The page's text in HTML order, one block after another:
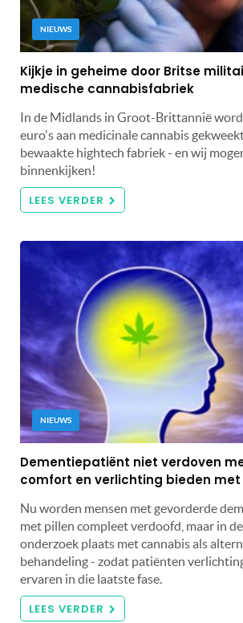
NIEUWS
Kijkje in geheime door Britse
medische cannabisfabriek
In de Midlands in Groot-Brittannië
euro's aan medicinale cannabis
bewaakte hightech fabriek - en wij
binnenkijken!
LEES VERDER
NIEUWS
Dementiepatiënt niet verdoven
comfort en verlichting bieden
Nu worden mensen met gevorderde
met pillen compleet verdoofd, maar in
onderzoek plaats met cannabis als
behandeling - zodat patiënten
ervaren in die laatste fase.
LEES VERDER